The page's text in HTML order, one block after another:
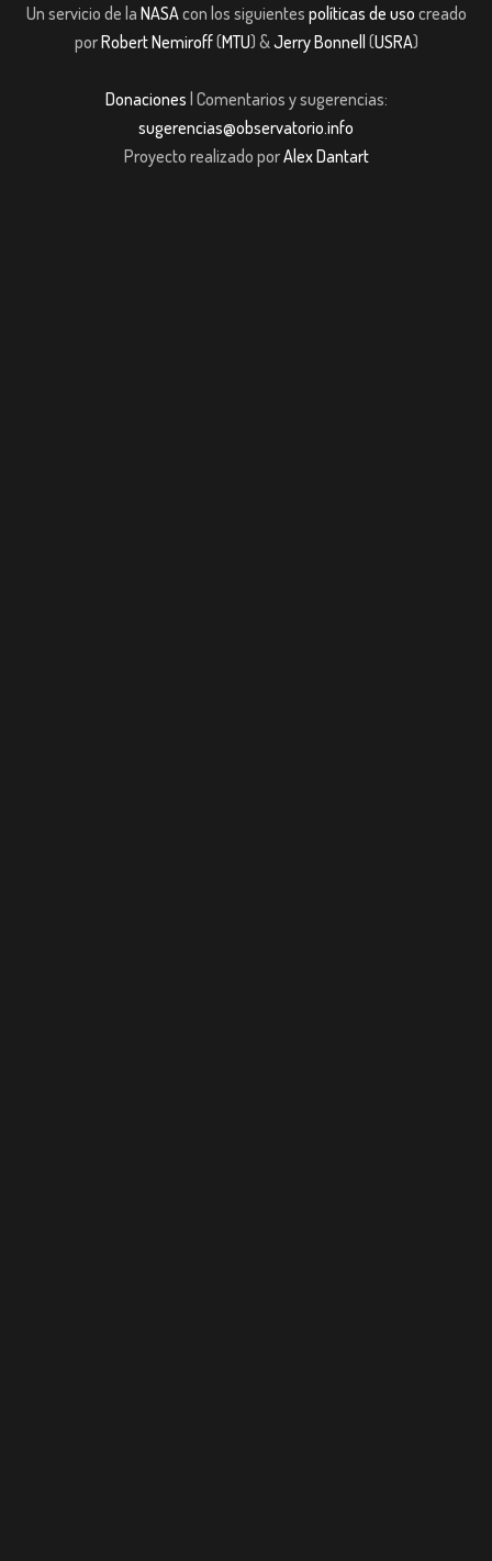
Un servicio de la NASAcon los siguientes políticas de uso creado
porRobert Nemiroff(MTU) &Jerry Bonnell (USRA)
Donaciones | Comentarios y sugerencias:
sugerencias@observatorio.info
Proyecto realizado porAlex Dantart